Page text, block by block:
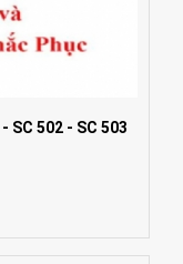
SC 502 - SC 503